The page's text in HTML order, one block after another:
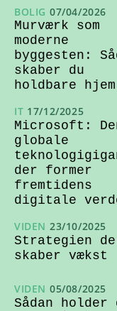
BOLIG 07/04/2026
Murværk som
moderne
byggesten:
skaber du
holdbare hjem
IT 17/12/2025
Microsoft:
globale
der former
fremtidens
digitale
VIDEN 23/10/2025
Strategien
skaber vækst
VIDEN 05/08/2025
Sådan holder